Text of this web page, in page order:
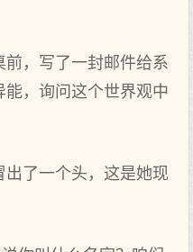
，写了一封邮件给系
，询问这个世界观中
了一个头，这是她现